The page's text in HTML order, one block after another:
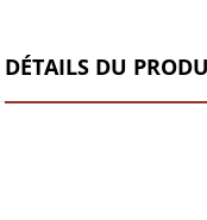
DÉTAILS DU